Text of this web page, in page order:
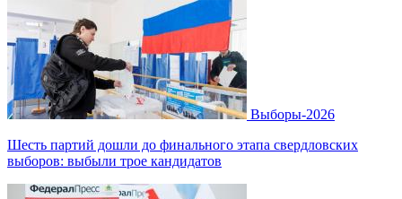
Выборы-2026
Шесть партий дошли до финального этапа свердловских
выборов: выбыли трое кандидатов